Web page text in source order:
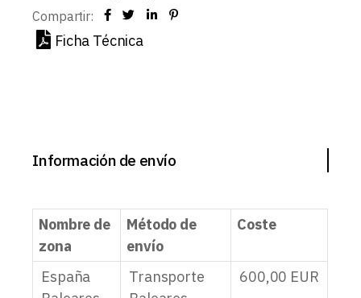
Compartir:
Ficha Técnica
Información de envío
Nombre de
zona
Método de
envío
Coste
España
Transporte
600,00 EUR